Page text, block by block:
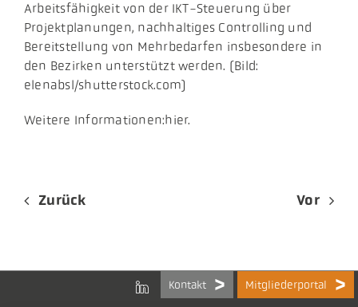
Arbeitsfähigkeit von der IKT-Steuerung über
Projektplanungen, nachhaltiges Controlling und
Bereitstellung von Mehrbedarfen insbesondere in
den Bezirken unterstützt werden. (Bild:
elenabsl/shutterstock.com)
Weitere Informationen:hier.
Zurück Vor
Kontakt Mitgliederportal